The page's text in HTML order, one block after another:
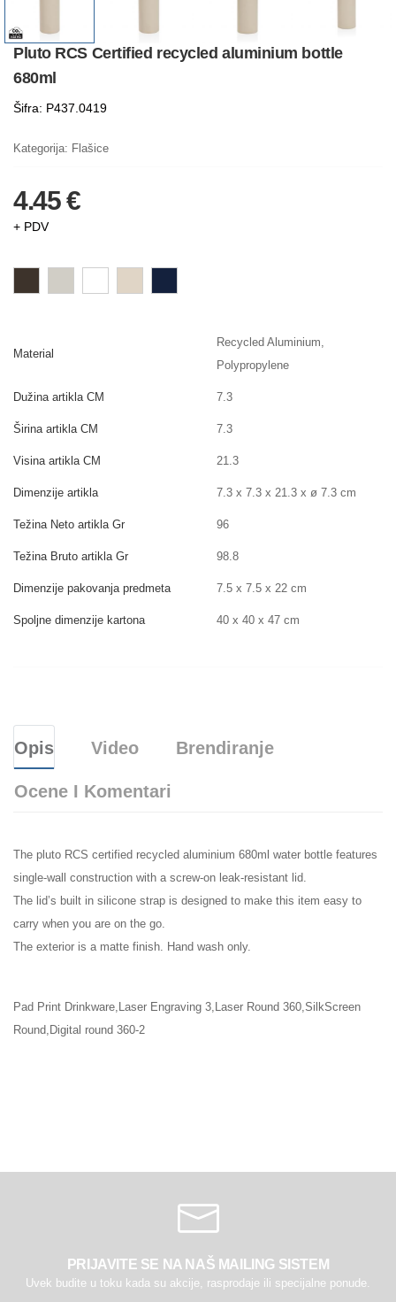
Pluto RCS Certified recycled aluminium bottle
680ml
Šifra: P437.0419
Kategorija: Flašice
4.45 €
+ PDV
Material
Recycled Aluminium,
Polypropylene
Dužina artikla CM 7.3
Širina artikla CM 7.3
Visina artikla CM 21.3
Dimenzije artikla 7.3 x 7.3 x 21.3 x ø 7.3 cm
Težina Neto artikla Gr 96
Težina Bruto artikla Gr 98.8
Dimenzije pakovanja predmeta 7.5 x 7.5 x 22 cm
Spoljne dimenzije kartona 40 x 40 x 47 cm
Opis Video Brendiranje
Ocene I Komentari
The pluto RCS certified recycled aluminium 680ml water bottle features
single-wall construction with a screw-on leak-resistant lid.
The lid’s built in silicone strap is designed to make this item easy to
carry when you are on the go.
The exterior is a matte finish. Hand wash only.
Pad Print Drinkware,Laser Engraving 3,Laser Round 360,SilkScreen
Round,Digital round 360-2
PRIJAVITE SE NA NAŠ MAILING SISTEM
Uvek budite u toku kada su akcije, rasprodaje ili specijalne ponude.